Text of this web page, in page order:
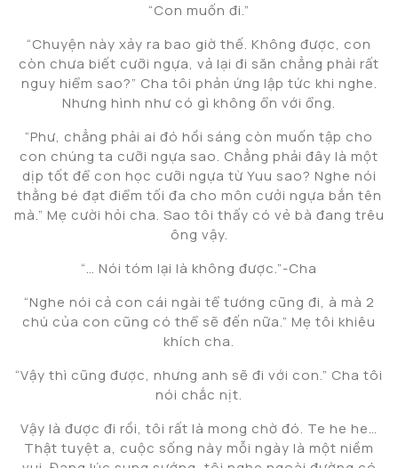
“Con muốn đi.”
“Chuyện này xảy ra bao giờ thế. Không được, con
còn chưa biết cưỡi ngựa, vả lại đi săn chẳng phải rất
nguy hiểm sao?” Cha tôi phản ứng lập tức khi nghe.
Nhưng hình như có gì không ổn với ổng.
“Phư, chẳng phải ai đó hồi sáng còn muốn tập cho
con chúng ta cưỡi ngựa sao. Chẳng phải đây là một
dịp tốt để con học cưỡi ngựa từ Yuu sao? Nghe nói
thằng bé đạt điểm tối đa cho môn cưởi ngựa bắn tên
mà.” Mẹ cười hỏi cha. Sao tôi thấy có vẻ bà đang trêu
ông vậy.
“… Nói tóm lại là không được.”-Cha
“Nghe nói cả con cái ngài tể tướng cũng đi, à mà 2
chú của con cũng có thể sẽ đến nữa.” Mẹ tôi khiêu
khích cha.
“Vậy thì cũng được, nhưng anh sẽ đi với con.” Cha tôi
nói chắc nịt.
Vậy là được đi rồi, tôi rất là mong chờ đó. Te he he…
Thật tuyệt a, cuộc sống này mỗi ngày là một niềm